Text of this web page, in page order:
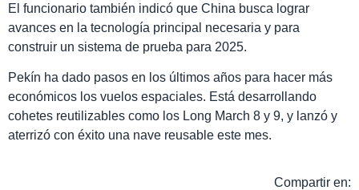
El funcionario también indicó que China busca lograr
avances en la tecnología principal necesaria y para
construir un sistema de prueba para 2025.
Pekín ha dado pasos en los últimos años para hacer más
económicos los vuelos espaciales. Está desarrollando
cohetes reutilizables como los Long March 8 y 9, y lanzó y
aterrizó con éxito una nave reusable este mes.
Compartir en: